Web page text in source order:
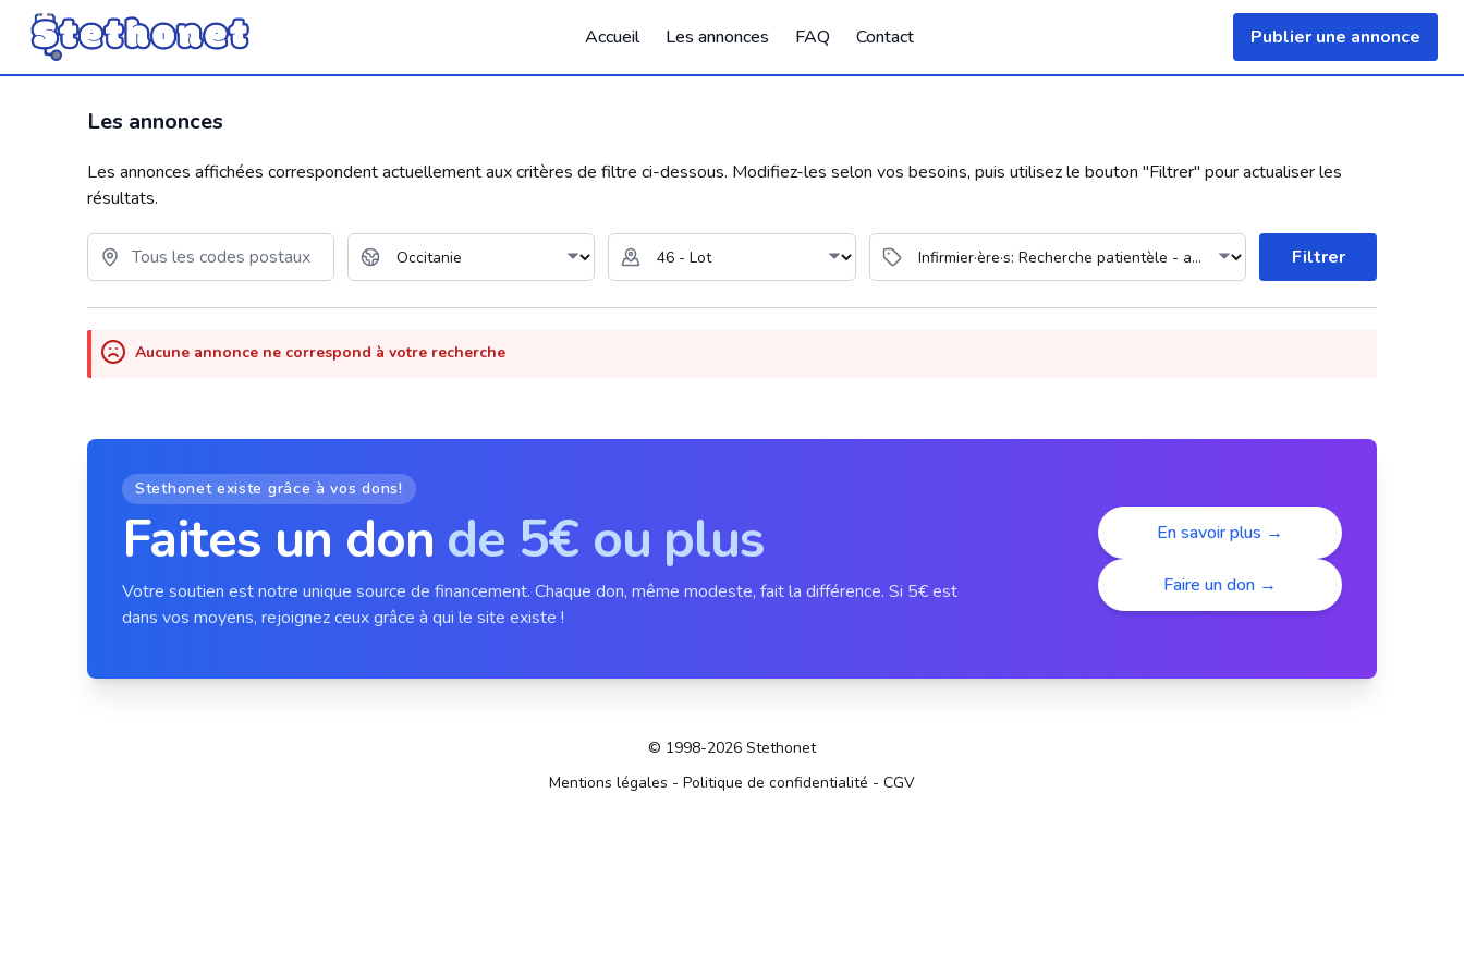
Publier une annonce
Accueil Les annonces FAQ Contact
Les annonces
Les annonces affichées correspondent actuellement aux critères de filtre ci-dessous. Modifiez-les selon vos besoins, puis utilisez le bouton "Filtrer" pour actualiser les
résultats.
Filtrer
Aucune annonce ne correspond à votre recherche
Stethonet existe grâce à vos dons!
Faites un don de 5€ ou plus
Votre soutien est notre unique source de financement. Chaque don, même modeste, fait la différence. Si 5€ est
dans vos moyens, rejoignez ceux grâce à qui le site existe !
En savoir plus →
Faire un don →
© 1998-2026 Stethonet
Mentions légales - Politique de confidentialité - CGV